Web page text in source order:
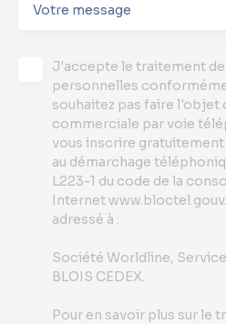
Votre message
J'accepte le traitement
personnelles
souhaitez pas faire
commerciale par voie
vous inscrire
au démarchage
L223-1 du code de la
Internet
adressé à :
Société Worldline, Service
BLOIS CEDEX.
Pour en savoir plus sur le